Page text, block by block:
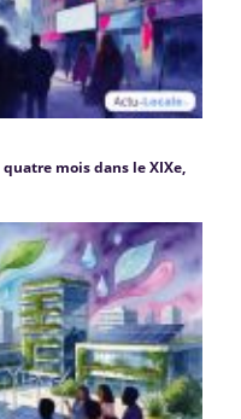
mois dans le XIXe,